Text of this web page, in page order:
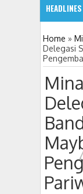
HEADLINES
08:03
Home »
Delegasi